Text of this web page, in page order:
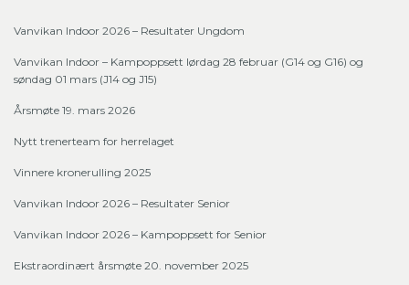
Vanvikan Indoor 2026 – Resultater Ungdom
Vanvikan Indoor – Kampoppsett lørdag 28 februar (G14 og G16) og
søndag 01 mars (J14 og J15)
Årsmøte 19. mars 2026
Nytt trenerteam for herrelaget
Vinnere kronerulling 2025
Vanvikan Indoor 2026 – Resultater Senior
Vanvikan Indoor 2026 – Kampoppsett for Senior
Ekstraordinært årsmøte 20. november 2025